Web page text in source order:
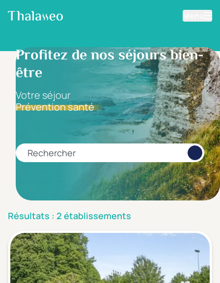
Aller au contenu principal
Profitez de nos séjours bien-
être
Votre séjour
Prévention santé
Rechercher
Filtrer les résultats
Fourchette de prix
Prix par personne
Maximum
5 étoiles *****
(0)
Note de nos clients
D'après notre partenaire Avis-Vérifiés
Parfait: 4.5+
(2)
Résultats : 2 établissements